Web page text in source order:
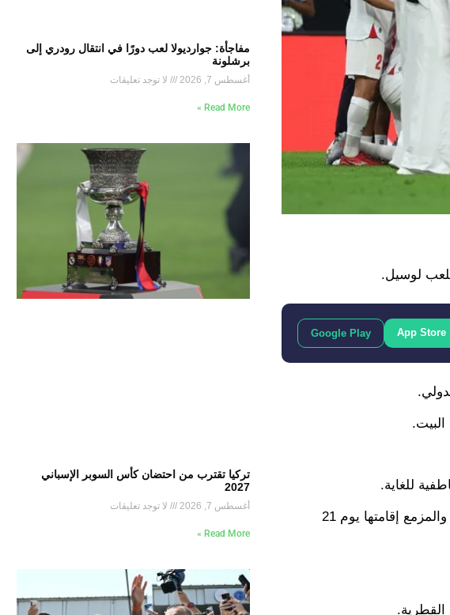
App Store
Google Play
للغاية.
ويشارك أسود الأطلس بالمنتخب الثاني في ظل استعدادات المنتخب الأول للمشاركة في كأس الأمم الأفريقية والمزمع إقامتها يوم 21
مفاجأة: جوارديولا لعب دورًا في انتقال رودري إلى
برشلونة
أغسطس 7, 2026 لا توجد تعليقات
Read More »
تركيا تقترب من احتضان كأس السوبر الإسباني
2027
أغسطس 7, 2026 لا توجد تعليقات
Read More »